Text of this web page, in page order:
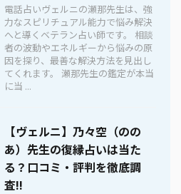
電話占いヴェルニの瀬那先生は、強
力なスピリチュアル能力で悩み解決
へと導くベテラン占い師です。 相談
者の波動やエネルギーから悩みの原
因を探り、最善な解決方法を見出し
てくれます。 瀬那先生の鑑定が本当
に当 ...
【ヴェルニ】乃々空（のの
あ）先生の復縁占いは当た
る？口コミ・評判を徹底調
査!!